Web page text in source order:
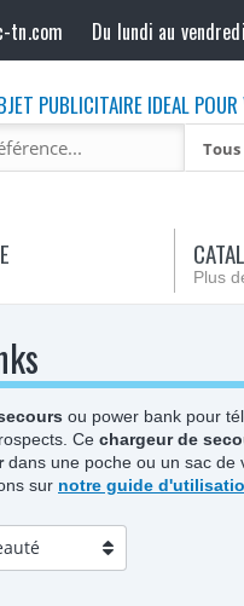
tn.com Du lundi au
PUBLICITAIRE IDEAL
Plus
ou power bank pour
Ce chargeur de
dans une poche ou un sac de
sur notre guide